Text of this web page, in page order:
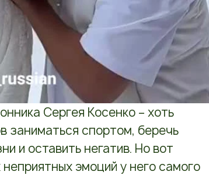
Сергея Косенко – хоть
заниматься спортом, беречь
и оставить негатив. Но вот
эмоций у него самого